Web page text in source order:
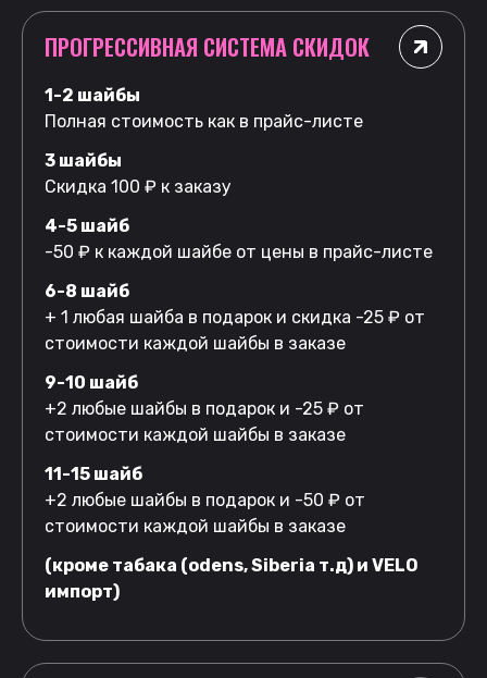
ПРОГРЕССИВНАЯ СИСТЕМА СКИДОК
1-2 шайбы
Полная стоимость как в прайс-листе
3 шайбы
Скидка 100 ₽ к заказу
4-5 шайб
-50 ₽ к каждой шайбе от цены в прайс-листе
6-8 шайб
+ 1 любая шайба в подарок и скидка -25 ₽ от
стоимости каждой шайбы в заказе
9-10 шайб
+2 любые шайбы в подарок и -25 ₽ от
стоимости каждой шайбы в заказе
11-15 шайб
+2 любые шайбы в подарок и -50 ₽ от
стоимости каждой шайбы в заказе
(кроме табака (odens, Siberia т.д) и VELO
импорт)